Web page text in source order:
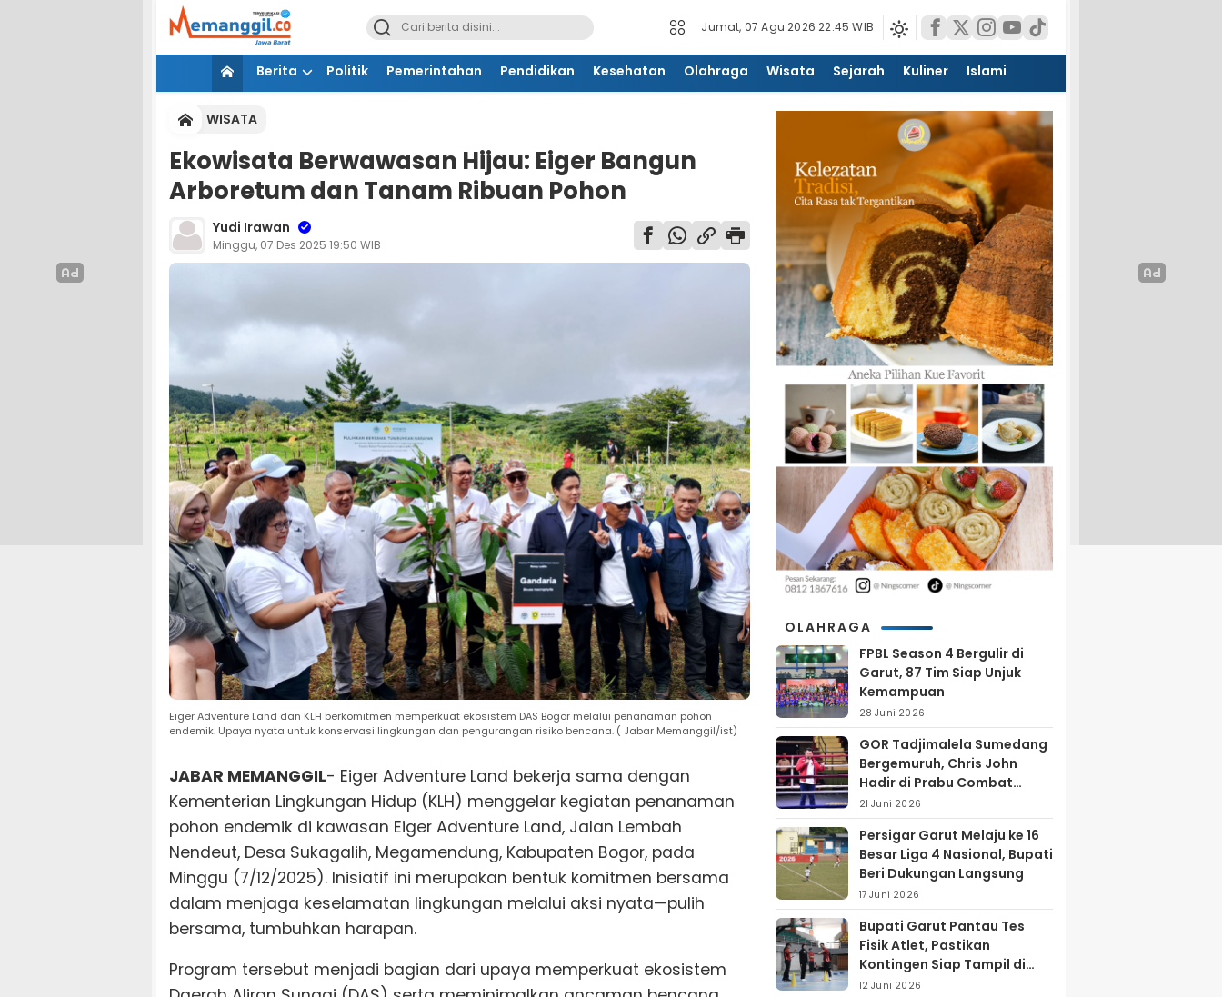
Jumat, 07 Agu 2026 22:45 WIB
Berita Politik Pemerintahan Pendidikan Kesehatan Olahraga Wisata Sejarah Kuliner Islami
WISATA
Ekowisata Berwawasan Hijau: Eiger Bangun
Arboretum dan Tanam Ribuan Pohon
Yudi Irawan
Minggu, 07 Des 2025 19:50 WIB
Eiger Adventure Land dan KLH berkomitmen memperkuat ekosistem DAS Bogor melalui penanaman pohon
endemik. Upaya nyata untuk konservasi lingkungan dan pengurangan risiko bencana. ( Jabar Memanggil/ist)
JABAR MEMANGGIL- Eiger Adventure Land bekerja sama dengan
Kementerian Lingkungan Hidup (KLH) menggelar kegiatan penanaman
pohon endemik di kawasan Eiger Adventure Land, Jalan Lembah
Nendeut, Desa Sukagalih, Megamendung, Kabupaten Bogor, pada
Minggu (7/12/2025). Inisiatif ini merupakan bentuk komitmen bersama
dalam menjaga keselamatan lingkungan melalui aksi nyata—pulih
bersama, tumbuhkan harapan.
Program tersebut menjadi bagian dari upaya memperkuat ekosistem
OLAHRAGA
FPBL Season 4 Bergulir di
Garut, 87 Tim Siap Unjuk
Kemampuan
28 Juni 2026
GOR Tadjimalela Sumedang
Bergemuruh, Chris John
Hadir di Prabu Combat
Series 2026
21 Juni 2026
Persigar Garut Melaju ke 16
Besar Liga 4 Nasional, Bupati
Beri Dukungan Langsung
17 Juni 2026
Bupati Garut Pantau Tes
Fisik Atlet, Pastikan
Kontingen Siap Tampil di
Porprov 2026
12 Juni 2026